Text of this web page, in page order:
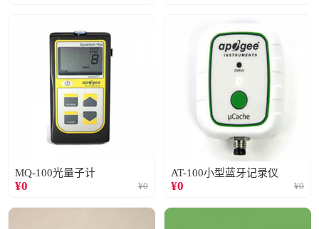
MQ-100光量子计
¥0 ¥0
AT-100小型蓝牙记录仪
¥0 ¥0